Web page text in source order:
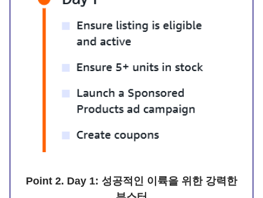
Point 2. Day 1: 성공적인 이륙을 위한 강력한